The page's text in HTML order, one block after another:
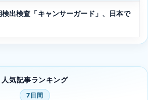
検出検査「キャンサーガード」、日本で
人気記事ランキング
7日間